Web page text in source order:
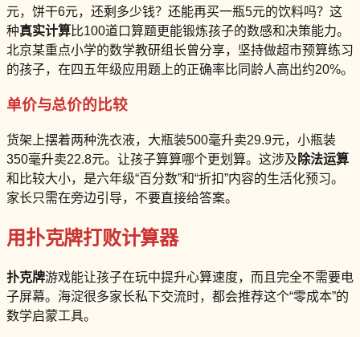
元，饼干6元，还剩多少钱？还能再买一瓶5元的饮料吗？这
种真实计算比100道口算题更能锻炼孩子的数感和决策能力。
北京某重点小学的数学教研组长曾分享，坚持做超市预算练习
的孩子，在四五年级应用题上的正确率比同龄人高出约20%。
单价与总价的比较
货架上摆着两种洗衣液，大瓶装500毫升卖29.9元，小瓶装
350毫升卖22.8元。让孩子算算哪个更划算。这涉及 除法运算
和比较大小，是六年级“百分数”和“折扣”内容的生活化预习。
家长只需在旁边引导，不要直接给答案。
用扑克牌打败计算器
扑克牌游戏能让孩子在玩中提升心算速度，而且完全不需要电
子屏幕。海淀很多家长私下交流时，都会推荐这个“零成本”的
数学启蒙工具。